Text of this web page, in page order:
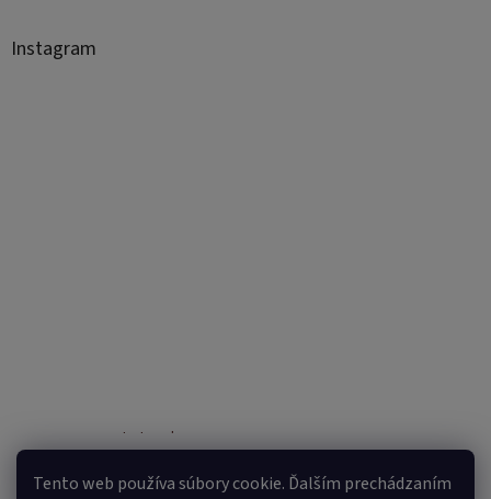
Tento web používa súbory cookie. Ďalším prechádzaním
Instagram
Sledovať na Instagrame